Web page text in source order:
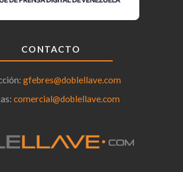
CONTACTO
gfebres@doblellave.com
comercial@doblellave.com